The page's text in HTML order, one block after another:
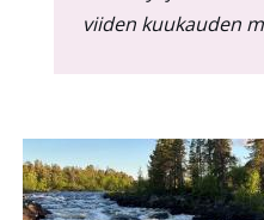
viiden kuukauden